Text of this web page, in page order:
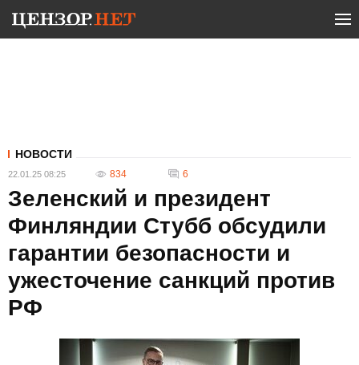
НОВОСТИ
22.01.25 08:25 834 6
Зеленский и президент
Финляндии Стубб обсудили
гарантии безопасности и
ужесточение санкций против
РФ